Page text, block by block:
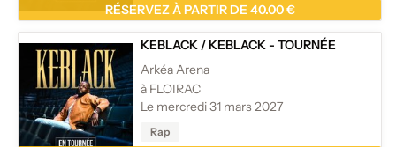
RÉSERVEZ À PARTIR DE 40.00 €
KEBLACK /KEBLACK - TOURNÉE
Arkéa Arena
à FLOIRAC
Le mercredi 31 mars 2027
Rap